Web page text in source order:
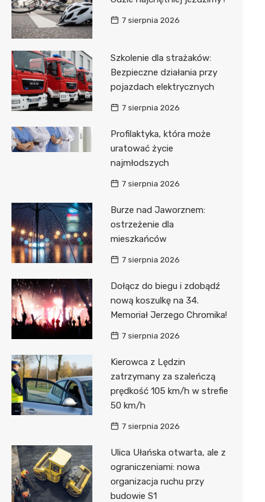
7 sierpnia 2026
Szkolenie dla strażaków:
Bezpieczne działania przy
pojazdach elektrycznych
7 sierpnia 2026
Profilaktyka, która może
uratować życie
najmłodszych
7 sierpnia 2026
Burze nad Jaworznem:
ostrzeżenie dla
mieszkańców
7 sierpnia 2026
Dołącz do biegu i zdobądź
nową koszulkę na 34.
Memoriał Jerzego Chromika!
7 sierpnia 2026
Kierowca z Lędzin
zatrzymany za szaleńczą
prędkość 105 km/h w strefie
50 km/h
7 sierpnia 2026
Ulica Ułańska otwarta, ale z
ograniczeniami: nowa
organizacja ruchu przy
budowie S1